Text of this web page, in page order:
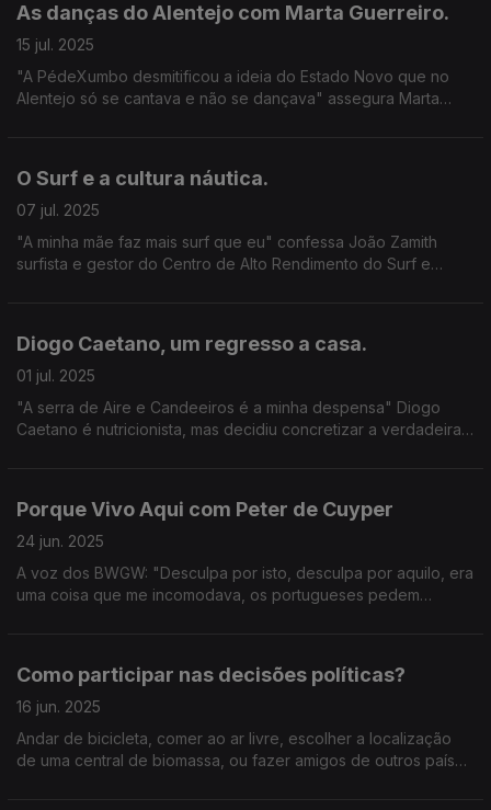
As danças do Alentejo com Marta Guerreiro.
15 jul. 2025
"A PédeXumbo desmitificou a ideia do Estado Novo que no
Alentejo só se cantava e não se dançava" assegura Marta
O Surf e a cultura náutica.
07 jul. 2025
"A minha mãe faz mais surf que eu" confessa João Zamith
surfista e gestor do Centro de Alto Rendimento do Surf e
Diogo Caetano, um regresso a casa.
01 jul. 2025
"A serra de Aire e Candeeiros é a minha despensa" Diogo
Caetano é nutricionista, mas decidiu concretizar a verdadeira
Porque Vivo Aqui com Peter de Cuyper
24 jun. 2025
A voz dos BWGW: "Desculpa por isto, desculpa por aquilo, era
uma coisa que me incomodava, os portugueses pedem
Como participar nas decisões políticas?
16 jun. 2025
Andar de bicicleta, comer ao ar livre, escolher a localização
de uma central de biomassa, ou fazer amigos de outros países